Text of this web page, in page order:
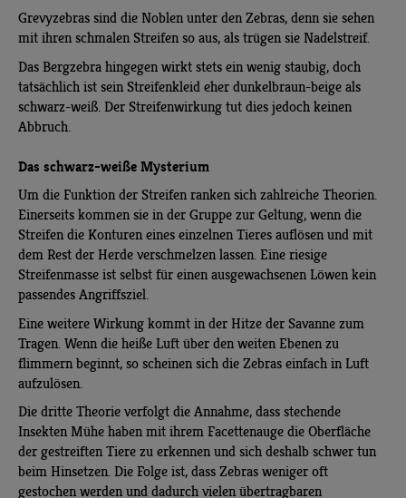
Grevyzebras sind die Noblen unter den Zebras, denn sie sehen
mit ihren schmalen Streifen so aus, als trügen sie Nadelstreif.
Das Bergzebra hingegen wirkt stets ein wenig staubig, doch
tatsächlich ist sein Streifenkleid eher dunkelbraun-beige als
schwarz-weiß. Der Streifenwirkung tut dies jedoch keinen
Abbruch.
Das schwarz-weiße Mysterium
Um die Funktion der Streifen ranken sich zahlreiche Theorien.
Einerseits kommen sie in der Gruppe zur Geltung, wenn die
Streifen die Konturen eines einzelnen Tieres auflösen und mit
dem Rest der Herde verschmelzen lassen. Eine riesige
Streifenmasse ist selbst für einen ausgewachsenen Löwen kein
passendes Angriffsziel.
Eine weitere Wirkung kommt in der Hitze der Savanne zum
Tragen. Wenn die heiße Luft über den weiten Ebenen zu
flimmern beginnt, so scheinen sich die Zebras einfach in Luft
aufzulösen.
Die dritte Theorie verfolgt die Annahme, dass stechende
Insekten Mühe haben mit ihrem Facettenauge die Oberfläche
der gestreiften Tiere zu erkennen und sich deshalb schwer tun
beim Hinsetzen. Die Folge ist, dass Zebras weniger oft
gestochen werden und dadurch vielen übertragbaren